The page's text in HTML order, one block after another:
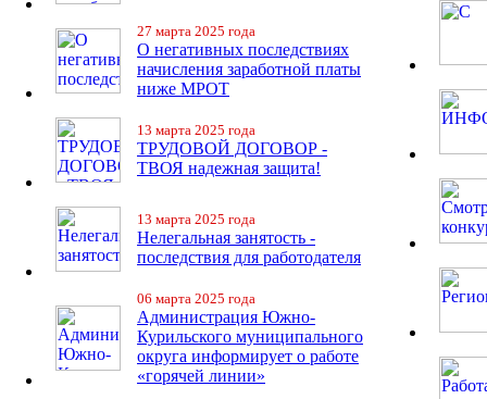
27 марта 2025 года
О негативных последствиях
начисления заработной платы
ниже МРОТ
13 марта 2025 года
ТРУДОВОЙ ДОГОВОР -
ТВОЯ надежная защита!
13 марта 2025 года
Нелегальная занятость -
последствия для работодателя
06 марта 2025 года
Администрация Южно-
Курильского муниципального
округа информирует о работе
«горячей линии»